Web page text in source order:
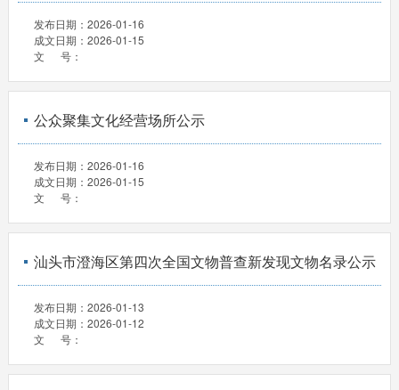
发布日期： 2026-01-16
成文日期： 2026-01-15
文 号：
公众聚集文化经营场所公示
发布日期： 2026-01-16
成文日期： 2026-01-15
文 号：
汕头市澄海区第四次全国文物普查新发现文物名录公示
发布日期： 2026-01-13
成文日期： 2026-01-12
文 号：